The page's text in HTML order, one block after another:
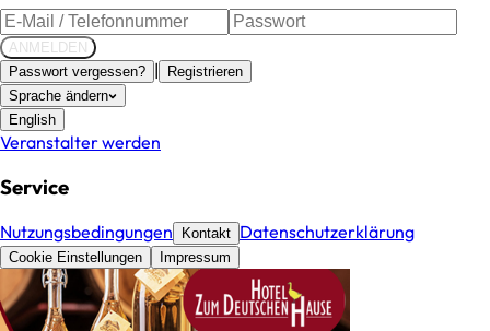
ANMELDEN
Passwort vergessen? |
Registrieren
Sprache ändern
English
Veranstalter werden
Service
Nutzungsbedingungen Kontakt Datenschutzerklärung
Cookie Einstellungen Impressum